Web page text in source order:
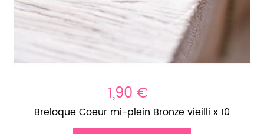
1,90 €
Breloque Coeur mi-plein Bronze vieilli x 10